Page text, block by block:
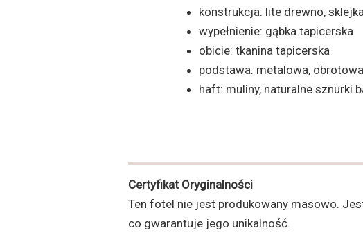
konstrukcja: lite drewno,
wypełnienie: gąbka tapicerska
obicie: tkanina tapicerska
podstawa: metalowa, obrotowa
haft: muliny, naturalne sznurki
Certyfikat Oryginalności
Ten fotel nie jest produkowany masowo.
co gwarantuje jego unikalność.